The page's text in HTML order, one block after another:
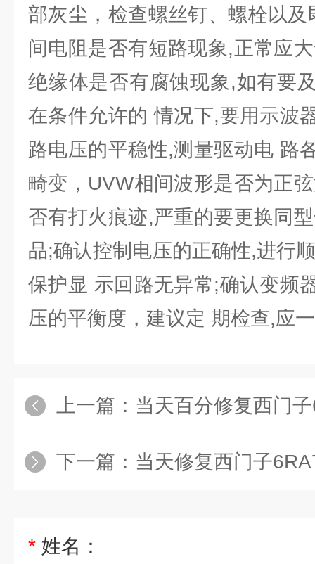
部灰尘，检查螺丝钉、螺栓以
间电阻是否有短路现象,正常应
绝缘体是否有腐蚀现象,如有要
在条件允许的 情况下,要用示波
路电压的平稳性,测量驱动电 路
畸变，UVW相间波形是否为正
否有打火痕迹,严重的要更换同
品;确认控制电压的正确性,进行
保护显 示回路无异常;确认变频
压的平衡度，建议定 期检查,应
上一篇： 当天百分修复西门子
下一篇： 当天修复西门子6RA70直流
* 姓名：